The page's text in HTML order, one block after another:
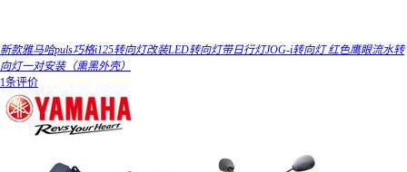
新款雅马哈puls巧格i125转向灯改装LED转向灯带日行灯JOG-i转向灯 红色鹰眼流水转
向灯一对安装（熏黑外壳）
1条评价